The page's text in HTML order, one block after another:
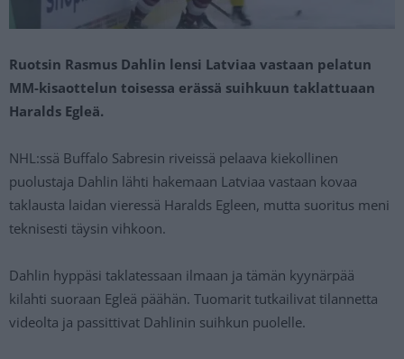
Ruotsin Rasmus Dahlin lensi Latviaa vastaan pelatun
MM-kisaottelun toisessa erässä suihkuun taklattuaan
Haralds Egleä.
NHL:ssä Buffalo Sabresin riveissä pelaava kiekollinen
puolustaja Dahlin lähti hakemaan Latviaa vastaan kovaa
taklausta laidan vieressä Haralds Egleen, mutta suoritus meni
teknisesti täysin vihkoon.
Dahlin hyppäsi taklatessaan ilmaan ja tämän kyynärpää
kilahti suoraan Egleä päähän. Tuomarit tutkailivat tilannetta
videolta ja passittivat Dahlinin suihkun puolelle.